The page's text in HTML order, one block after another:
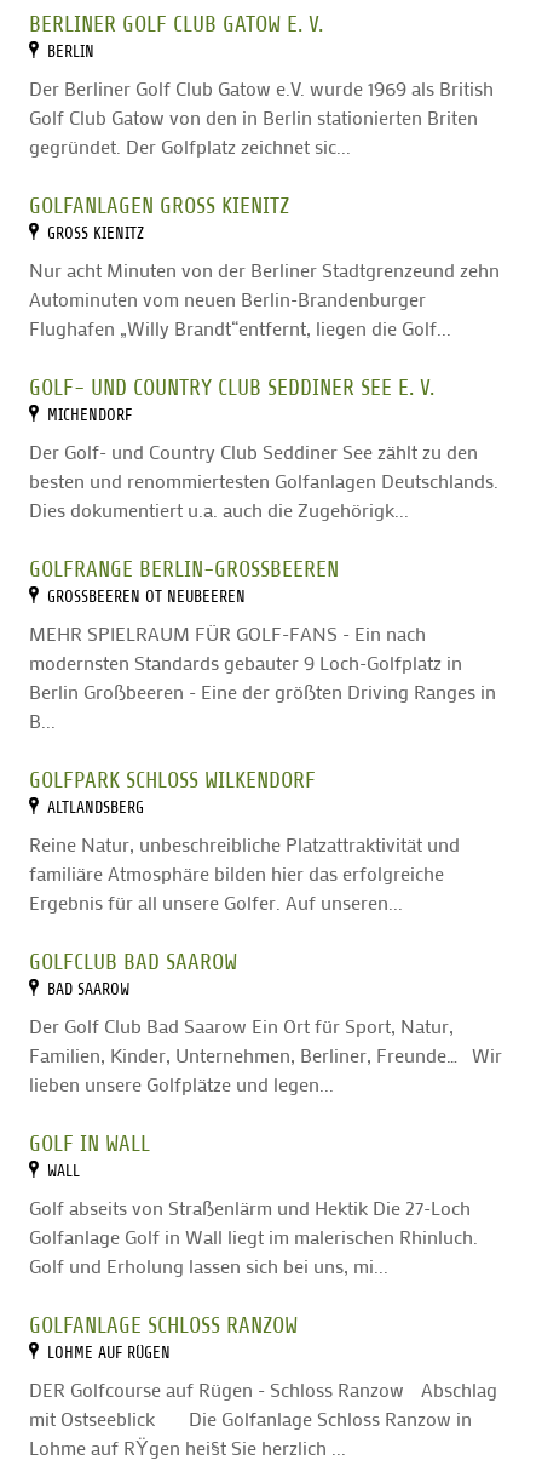
BERLINER GOLF CLUB GATOW E. V.
BERLIN
Der Berliner Golf Club Gatow e.V. wurde 1969 als British
Golf Club Gatow von den in Berlin stationierten Briten
gegründet. Der Golfplatz zeichnet sic...
GOLFANLAGEN GROSS KIENITZ
GROSS KIENITZ
Nur acht Minuten von der Berliner Stadtgrenzeund zehn
Autominuten vom neuen Berlin-Brandenburger
Flughafen „Willy Brandt“entfernt, liegen die Golf...
GOLF- UND COUNTRY CLUB SEDDINER SEE E. V.
MICHENDORF
Der Golf- und Country Club Seddiner See zählt zu den
besten und renommiertesten Golfanlagen Deutschlands.
Dies dokumentiert u.a. auch die Zugehörigk...
GOLFRANGE BERLIN-GROSSBEEREN
GROSSBEEREN OT NEUBEEREN
MEHR SPIELRAUM FÜR GOLF-FANS - Ein nach
modernsten Standards gebauter 9 Loch-Golfplatz in
Berlin Großbeeren - Eine der größten Driving Ranges in
B...
GOLFPARK SCHLOSS WILKENDORF
ALTLANDSBERG
Reine Natur, unbeschreibliche Platzattraktivität und
familiäre Atmosphäre bilden hier das erfolgreiche
Ergebnis für all unsere Golfer. Auf unseren...
GOLFCLUB BAD SAAROW
BAD SAAROW
Der Golf Club Bad Saarow Ein Ort für Sport, Natur,
Familien, Kinder, Unternehmen, Berliner, Freunde… Wir
lieben unsere Golfplätze und legen...
GOLF IN WALL
WALL
Golf abseits von Straßenlärm und Hektik Die 27-Loch
Golfanlage Golf in Wall liegt im malerischen Rhinluch.
Golf und Erholung lassen sich bei uns, mi...
GOLFANLAGE SCHLOSS RANZOW
LOHME AUF RÜGEN
DER Golfcourse auf Rügen - Schloss Ranzow Abschlag
mit Ostseeblick Die Golfanlage Schloss Ranzow in
Lohme auf RŸgen hei§t Sie herzlich ...